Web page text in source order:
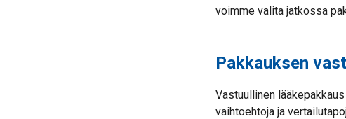
voimme valita jatkossa
Pakkauksen
Vastuullinen
vaihtoehtoja ja